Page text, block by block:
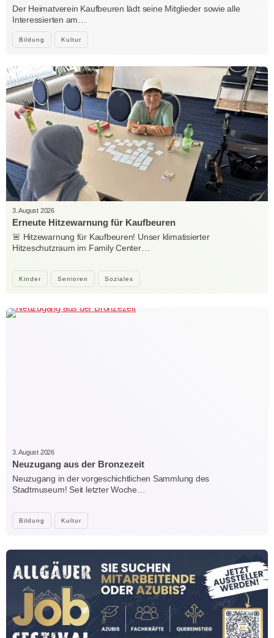
Bildung Kultur
Der Heimatverein Kaufbeuren lädt seine Mitglieder sowie alle
Interessierten am…
Kinder Senioren Soziales
3. August 2026
Erneute Hitzewarnung für Kaufbeuren
🚨 Hitzewarnung für Kaufbeuren! Unser klimatisierter
Hitzeschutzraum im Family Center…
Bildung Kultur
3. August 2026
Neuzugang aus der Bronzezeit
Neuzugang in der vorgeschichtlichen Sammlung des
Stadtmuseum! Seit letzter Woche…